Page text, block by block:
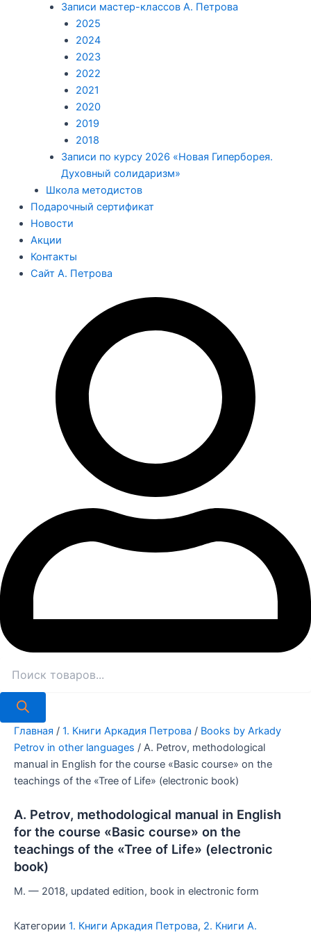
Записи мастер-классов А. Петрова
2025
2024
2023
2022
2021
2020
2019
2018
Записи по курсу 2026 «Новая Гиперборея.
Духовный солидаризм»
Школа методистов
Подарочный сертификат
Новости
Акции
Контакты
Сайт А. Петрова
Главная / 1. Книги Аркадия Петрова / Books by Arkady
Petrov in other languages / A. Petrov, methodological
manual in English for the course «Basic course» on the
teachings of the «Tree of Life» (electronic book)
A. Petrov, methodological manual in English
for the course «Basic course» on the
teachings of the «Tree of Life» (electronic
book)
M. — 2018, updated edition, book in electronic form
Категории 1. Книги Аркадия Петрова, 2. Книги А.